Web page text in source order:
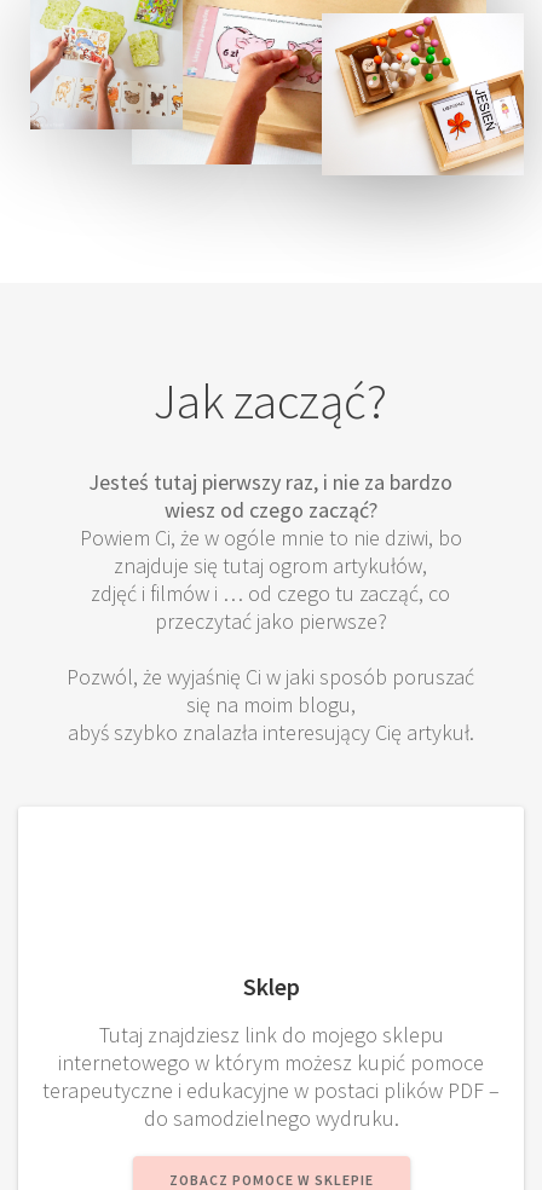
Jak zacząć?
Jesteś tutaj pierwszy raz, i nie za bardzo
wiesz od czego zacząć?
Powiem Ci, że w ogóle mnie to nie dziwi, bo
znajduje się tutaj ogrom artykułów,
zdjęć i filmów i … od czego tu zacząć, co
przeczytać jako pierwsze?
Pozwól, że wyjaśnię Ci w jaki sposób poruszać
się na moim blogu,
abyś szybko znalazła interesujący Cię artykuł.
Sklep
Tutaj znajdziesz link do mojego sklepu
internetowego w którym możesz kupić pomoce
terapeutyczne i edukacyjne w postaci plików PDF –
do samodzielnego wydruku.
ZOBACZ POMOCE W SKLEPIE